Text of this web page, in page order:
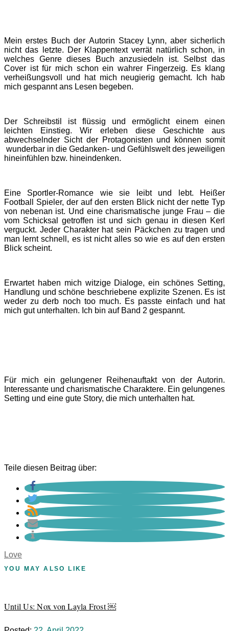
Mein erstes Buch der Autorin Stacey Lynn, aber sicherlich
nicht das letzte. Der Klappentext verrät natürlich schon, in
welches Genre dieses Buch anzusiedeln ist. Selbst das
Cover ist für mich schon ein wahrer Fingerzeig. Es klang
verheißungsvoll und hat mich neugierig gemacht. Ich hab
mich gespannt ans Lesen begeben.
Der Schreibstil ist flüssig und ermöglicht einem einen
leichten Einstieg. Wir erleben diese Geschichte aus
abwechselnder Sicht der Protagonisten und können somit
wunderbar in die Gedanken- und Gefühlswelt des jeweiligen
hineinfühlen bzw. hineindenken.
Eine Sportler-Romance wie sie leibt und lebt. Heißer
Football Spieler, der auf den ersten Blick nicht der nette Typ
von nebenan ist. Und eine charismatische junge Frau – die
vom Schicksal getroffen ist und sich genau in diesen Kerl
verguckt. Jeder Charakter hat sein Päckchen zu tragen und
man lernt schnell, es ist nicht alles so wie es auf den ersten
Blick scheint.
Erwartet haben mich witzige Dialoge, ein schönes Setting,
Handlung und schöne beschriebene explizite Szenen. Es ist
weder zu derb noch too much. Es passte einfach und hat
mich gut unterhalten. Ich bin auf Band 2 gespannt.
Für mich ein gelungener Reihenauftakt von der Autorin.
Interessante und charismatische Charaktere. Ein gelungenes
Setting und eine gute Story, die mich unterhalten hat.
Teile diesen Beitrag über:
Love
YOU MAY ALSO LIKE
Until Us: Nox von Layla Frost ￼